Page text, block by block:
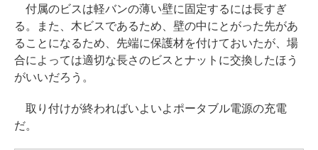
付属のビスは軽バンの薄い壁に固定するには長すぎ
る。また、木ビスであるため、壁の中にとがった先があ
ることになるため、先端に保護材を付けておいたが、場
合によっては適切な長さのビスとナットに交換したほう
がいいだろう。
取り付けが終わればいよいよポータブル電源の充電
だ。